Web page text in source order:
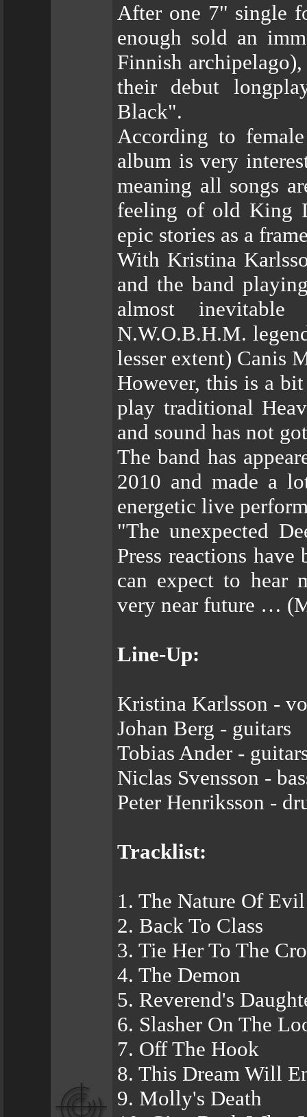
After one 7" single
enough sold an
Finnish
their debut
Black".
According to
album is very
meaning all songs
feeling of old King
epic stories as a
With Kristina
and the band
almost
N.W.O.B.H.M.
lesser extent) Canis
However, this is a
play traditional
and sound has not
The band has
2010 and made a
energetic live
"The unexpected
Press reactions
can expect to hear
very near future …
Line-Up:
Kristina Karlsson -
Johan Berg - guitars
Tobias Ander -
Niclas Svensson -
Peter Henriksson -
Tracklist:
1. The Nature Of Evil
2. Back To Class
3. Tie Her To The
4. The Demon
5. Reverend's
6. Slasher On The
7. Off The Hook
8. This Dream Will
9. Molly's Death